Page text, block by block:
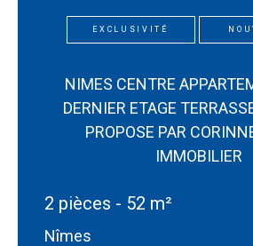
EXCLUSIVITÉ
NIMES CENTRE
DERNIER ETAGE
PROPOSE PAR
IMMOBILIER
2 pièces - 52 m²
Nîmes